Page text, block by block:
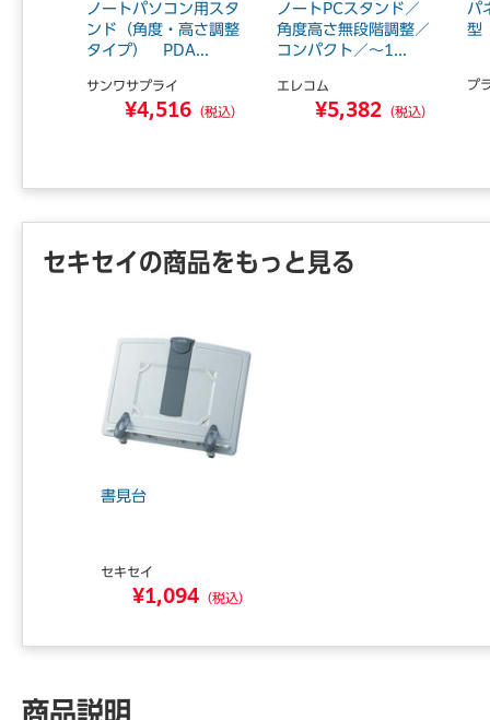
ノートパソコン用スタ
ンド（角度・高さ調整
タイプ） PDA...
サンワサプライ
¥4,516 （税込）
ノートPCスタンド／
角度高さ無段階調整／
コンパクト／～1...
エレコム
¥5,382 （税込）
パ
型
プ
セキセイの商品をもっと見る
書見台
セキセイ
¥1,094（税込）